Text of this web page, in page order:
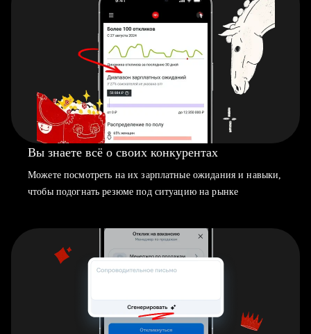
Вы знаете всё о своих конкурентах
Можете посмотреть на их зарплатные ожидания и навыки,
чтобы подогнать резюме под ситуацию на рынке